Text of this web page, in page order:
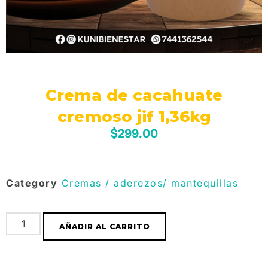
Crema de cacahuate
cremoso jif 1,36kg
$299.00
Category Cremas / aderezos/ mantequillas
AÑADIR AL CARRITO